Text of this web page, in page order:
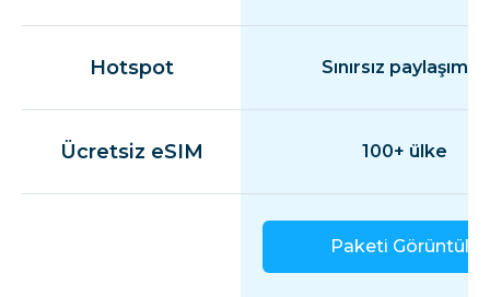
Hotspot Sınırsız paylaşım
Ücretsiz eSIM 100+ ülke
Paketi Görüntüle